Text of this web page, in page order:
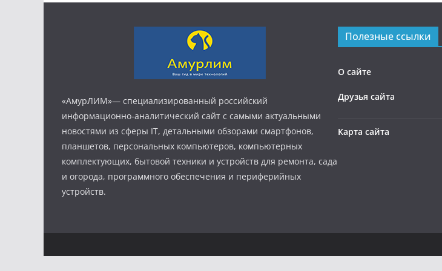
«АмурЛИМ»— специализированный российский
информационно-аналитический сайт с самыми актуальными
новостями из сферы IT, детальными обзорами смартфонов,
планшетов, персональных компьютеров, компьютерных
комплектующих, бытовой техники и устройств для ремонта, сада
и огорода, программного обеспечения и периферийных
устройств.
Полезные ссылки
О сайте
Друзья сайта
Карта сайта